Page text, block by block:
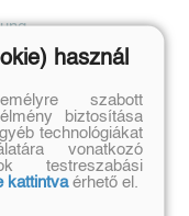
ár:
Kötött ár:
használ
szabott
biztosítása
technológiákat
vonatkozó
testreszabási
kattintvaérhető el.